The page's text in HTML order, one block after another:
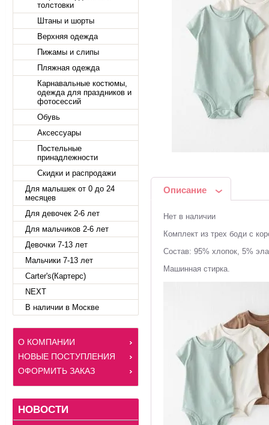
толстовки
Штаны и шорты
Верхняя одежда
Пижамы и слипы
Пляжная одежда
Карнавальные костюмы,
одежда для праздников и
фотосессий
Обувь
Аксессуары
Постельные
принадлежности
Скидки и распродажи
Для малышек от 0 до 24
месяцев
Для девочек 2-6 лет
Для мальчиков 2-6 лет
Девочки 7-13 лет
Мальчики 7-13 лет
Carter's(Картерс)
NEXT
В наличии в Москве
О КОМПАНИИ
НОВЫЕ ПОСТУПЛЕНИЯ
ОФОРМИТЬ ЗАКАЗ
НОВОСТИ
Описание
Нет в наличии
Комплект из трех боди с
Состав: 95% хлопок, 5%
Машинная стирка.